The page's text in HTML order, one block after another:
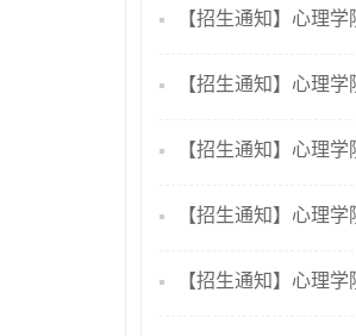
【招生通知】心理
【招生通知】心理
【招生通知】心理
【招生通知】心理
【招生通知】心理